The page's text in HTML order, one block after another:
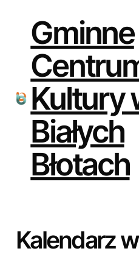
Gminne
Kultury
Białych
Błotach
Kalendarz